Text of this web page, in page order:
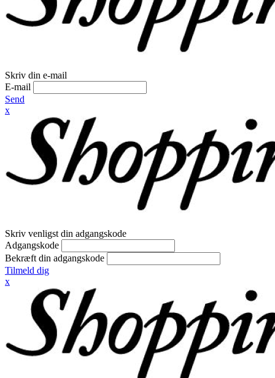
Skriv din e-mail
E-mail
Send
x
Skriv venligst din adgangskode
Adgangskode
Bekræft din adgangskode
Tilmeld dig
x